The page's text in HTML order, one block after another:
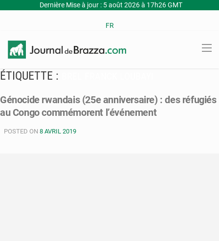
Dernière Mise à jour : 5 août 2026 à 17h26 GMT
FR
ÉTIQUETTE :
Génocide rwandais (25e anniversaire) : des réfugiés
au Congo commémorent l’événement
POSTED ON 8 AVRIL 2019